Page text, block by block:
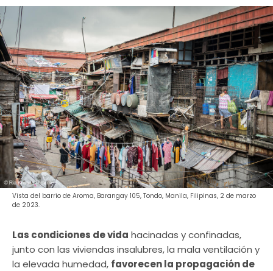
Vista del barrio de Aroma, Barangay 105, Tondo, Manila, Filipinas, 2 de marzo
de 2023.
Las condiciones de vida hacinadas y confinadas,
junto con las viviendas insalubres, la mala ventilación y
la elevada humedad, favorecen la propagación de